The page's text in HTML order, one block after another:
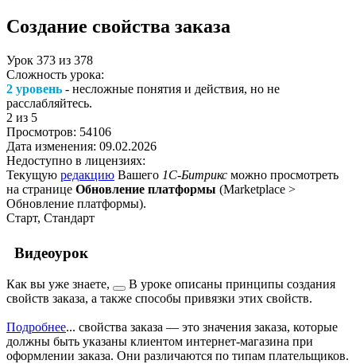
Создание свойства заказа
Урок 373 из 378
Сложность урока:
2 уровень - несложные понятия и действия, но не
расслабляйтесь.
2 из 5
Просмотров: 54106
Дата изменения: 09.02.2026
Недоступно в лицензиях:
Текущую редакцию Вашего 1С-Битрикс можно просмотреть
на странице Обновление платформы (Marketplace >
Обновление платформы).
Старт, Стандарт
Видеоурок
Как вы уже знаете,
В уроке описаны принципы создания
свойств заказа, а также способы привязки этих свойств.
Подробнее... свойства заказа — это значения заказа, которые
должны быть указаны клиентом интернет-магазина при
оформлении заказа. Они различаются по типам плательщиков.